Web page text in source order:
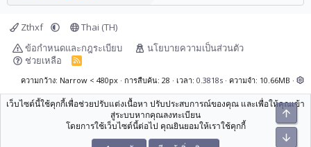
Zthxf
Thai (TH)
ข้อกำหนดและกฎระเบียบ
นโยบายความเป็นส่วนตัว
ช่วยเหลือ
R
S
ความกว้าง การสืบค้น 28 เวลา 0.3818s ความจำ 10.66MB
เว็บไซต์นี้ใช้คุกกี้เพื่อช่วยปรับแต่งเนื้อหา ปรับประสบการณ์ของคุณ และเพื่อให้คุณเข้า
สู่ระบบหากคุณลงทะเบียน
โดยการใช้เว็บไซต์นี้ต่อไป คุณยินยอมให้เราใช้คุกกี้